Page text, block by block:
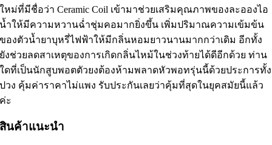
ใหม่ที่มีชื่อว่า Ceramic Coil เข้ามาช่วยเสริมคุณภาพของละอองไอ
น้ำให้มีความหวานฉ่ำชุ่มคอมากยิ่งขึ้น เพิ่มปริมาณความเข้มข้น
ของตัวน้ำยาบุหรี่ไฟฟ้าให้มีกลิ่นหอมยาวนานมากกว่าเดิม อีกทั้ง
ยังช่วยลดสาเหตุของการเกิดกลิ่นไหม้ในช่วงท้ายได้ดีอีกด้วย ท่าน
ใดที่เป็นนักสูบพอตตัวยงต้องห้ามพลาดหัวพอทรุ่นนี้ด้วยประการทั้ง
ปวง คุ้มค่าราคาไม่แพง รับประกันเลยว่าคุ้มที่สุดในยุคสมัยนี้แล้ว
ค่ะ
สินค้าแนะนำ